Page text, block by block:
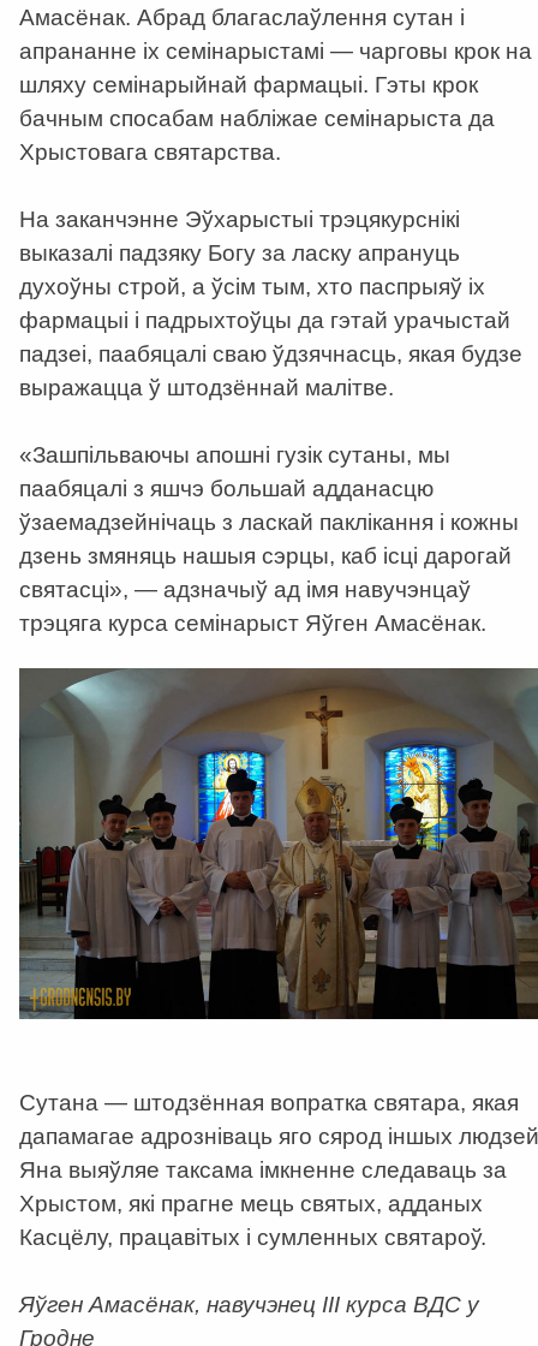
Амасёнак. Абрад благаслаўлення сутан і
апрананне іх семінарыстамі — чарговы крок на
шляху семінарыйнай фармацыі. Гэты крок
бачным спосабам набліжае семінарыста да
Хрыстовага святарства.
На заканчэнне Эўхарыстыі трэцякурснікі
выказалі падзяку Богу за ласку апрануць
духоўны строй, а ўсім тым, хто паспрыяў іх
фармацыі і падрыхтоўцы да гэтай урачыстай
падзеі, паабяцалі сваю ўдзячнасць, якая будзе
выражацца ў штодзённай малітве.
«Зашпільваючы апошні гузік сутаны, мы
паабяцалі з яшчэ большай адданасцю
ўзаемадзейнічаць з ласкай паклікання і кожны
дзень змяняць нашыя сэрцы, каб ісці дарогай
святасці», — адзначыў ад імя навучэнцаў
трэцяга курса семінарыст Яўген Амасёнак.
Сутана — штодзённая вопратка святара, якая
дапамагае адрозніваць яго сярод іншых
Яна выяўляе таксама імкненне следаваць за
Хрыстом, які прагне мець святых, адданых
Касцёлу, працавітых і сумленных святароў.
Яўген Амасёнак, навучэнец ІІІ курса ВДС у
Гродне